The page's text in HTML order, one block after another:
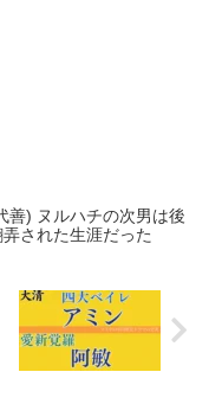
善) ヌルハチの次男は後
された生涯だった